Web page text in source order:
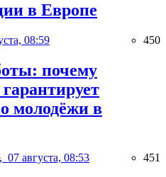
в Европе
08:59 450
почему
молодёжи в
07 августа, 08:53 451